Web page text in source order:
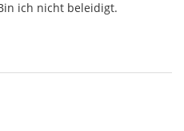
ich nicht beleidigt.